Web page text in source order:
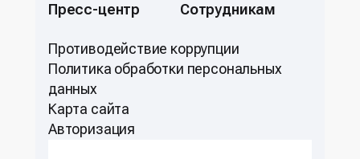
Пресс-центр
Сотрудникам
Противодействие коррупции
Политикa обработки персональных
данных
Карта сайта
Авторизация